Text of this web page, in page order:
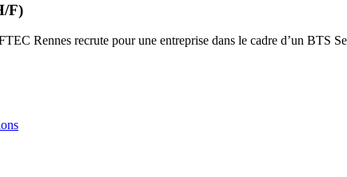
F)
Rennes recrute pour une entreprise dans le cadre d’un BTS